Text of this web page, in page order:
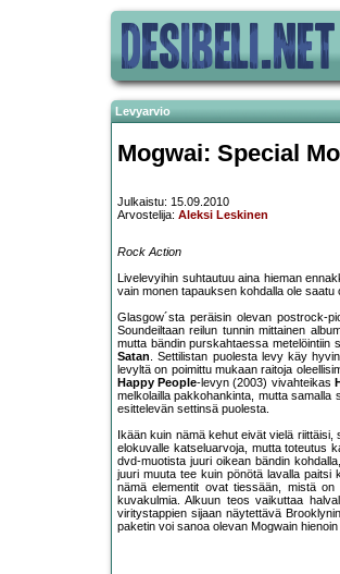
Levyarvio
Mogwai: Special
Julkaistu: 15.09.2010
Arvostelija: Aleksi Leskinen
Rock Action
Livelevyihin suhtautuu aina hieman
vain monen tapauksen kohdalla ole
Glasgow´sta peräisin olevan postrock-
Soundeiltaan reilun tunnin mittainen
mutta bändin purskahtaessa metelöintiin
Satan. Settilistan puolesta levy käy
levyltä on poimittu mukaan raitoja
Happy People-levyn (2003) vivahteikas
melkolailla pakkohankinta, mutta samalla
esittelevän settinsä puolesta.
Ikään kuin nämä kehut eivät vielä
elokuvalle katseluarvoja, mutta toteutus
dvd-muotista juuri oikean bändin
juuri muuta tee kuin pönötä lavalla paitsi
nämä elementit ovat tiessään, mistä on
kuvakulmia. Alkuun teos vaikuttaa
viritystappien sijaan näytettävä
paketin voi sanoa olevan Mogwain